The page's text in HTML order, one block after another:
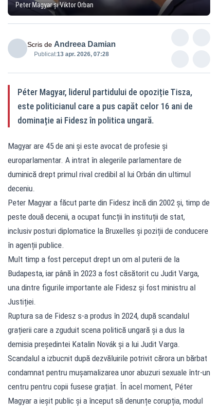
Peter Magyar și Viktor Orban
Scris de Andreea Damian
Publicat:13 apr. 2026, 07:28
Péter Magyar, liderul partidului de opoziție Tisza,
este politicianul care a pus capăt celor 16 ani de
dominație ai Fidesz în politica ungară.
Magyar are 45 de ani și este avocat de profesie și
europarlamentar. A intrat în alegerile parlamentare de
duminică drept primul rival credibil al lui Orbán din ultimul
deceniu.
Peter Magyar a făcut parte din Fidesz încă din 2002 și, timp de
peste două decenii, a ocupat funcții în instituții de stat,
inclusiv posturi diplomatice la Bruxelles și poziții de conducere
în agenții publice.
Mult timp a fost perceput drept un om al puterii de la
Budapesta, iar până în 2023 a fost căsătorit cu Judit Varga,
una dintre figurile importante ale Fidesz și fost ministru al
Justiției.
Ruptura sa de Fidesz s-a produs în 2024, după scandalul
grațierii care a zguduit scena politică ungară și a dus la
demisia președintei Katalin Novák și a lui Judit Varga.
Scandalul a izbucnit după dezvăluirile potrivit cărora un bărbat
condamnat pentru mușamalizarea unor abuzuri sexuale într-un
centru pentru copii fusese grațiat. În acel moment, Péter
Magyar a ieșit public și a început să denunțe corupția, modul